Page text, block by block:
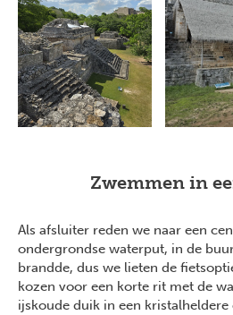
Zwemmen in
Als afsluiter reden we naar een
ondergrondse waterput, in de
brandde, dus we lieten de
kozen voor een korte rit met de
ijskoude duik in een kristalheldere